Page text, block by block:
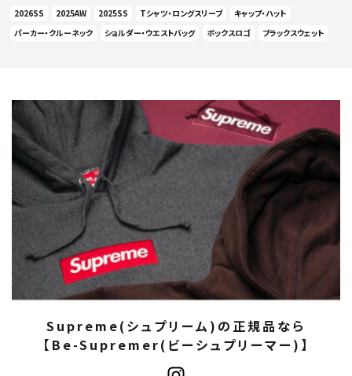
2026SS 2025AW 2025SS Tシャツ・ロングスリーブ
キャップ・ハット
パーカー・クルーネック
ショルダー・ウエストバッグ ボックスロゴ ブラックスウェット
Supreme(シュプリーム)の正規品なら
【Be-Supremer(ビーシュプリーマー)】